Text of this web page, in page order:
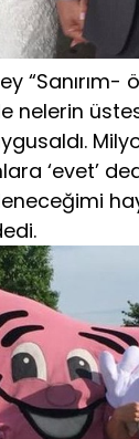
“Sanırım-
nelerin
‘evet’